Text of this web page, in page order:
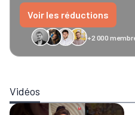
Voir les réductions
+2 000
GreenGo Caledonian
Vidéos